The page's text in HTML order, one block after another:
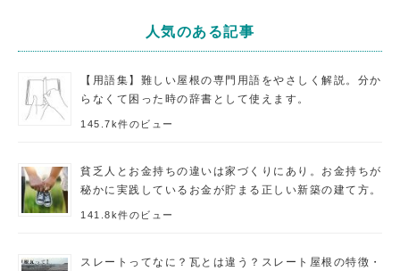
人気のある記事
【用語集】難しい屋根の専門用語をやさしく解説。分か
らなくて困った時の辞書として使えます。
145.7k件のビュー
貧乏人とお金持ちの違いは家づくりにあり。お金持ちが
秘かに実践しているお金が貯まる正しい新築の建て方。
141.8k件のビュー
スレートってなに？瓦とは違う？スレート屋根の特徴・